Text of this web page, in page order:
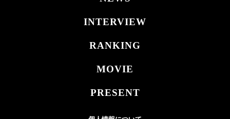
INTERVIEW
RANKING
MOVIE
PRESENT